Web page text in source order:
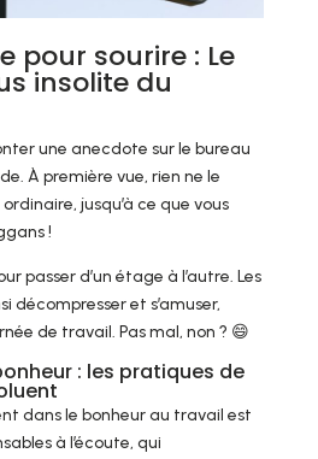
pour sourire : Le
insolite du
une anecdote sur le bureau
À première vue, rien ne le
jusqu’à ce que vous
!
passer d’un étage à l’autre. Les
décompresser et s’amuser,
de travail. Pas mal, non ? 😄
: les pratiques de
dans le bonheur au travail est
à l’écoute, qui